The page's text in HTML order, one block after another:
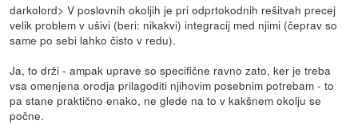
darkolord> V poslovnih okoljih je pri odprtokodnih rešitvah precej
velik problem v ušivi (beri: nikakvi) integracij med njimi (čeprav so
same po sebi lahko čisto v redu).
Ja, to drži - ampak uprave so specifične ravno zato, ker je treba
vsa omenjena orodja prilagoditi njihovim posebnim potrebam - to
pa stane praktično enako, ne glede na to v kakšnem okolju se
počne.